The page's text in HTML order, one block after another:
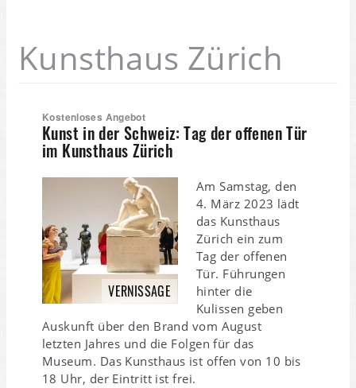
Kunsthaus Zürich
Kostenloses Angebot
Kunst in der Schweiz: Tag der offenen Tür
im Kunsthaus Zürich
VERNISSAGE
Am Samstag, den
4. März 2023 lädt
das Kunsthaus
Zürich ein zum
Tag der offenen
Tür. Führungen
hinter die
Kulissen geben
Auskunft über den Brand vom August
letzten Jahres und die Folgen für das
Museum. Das Kunsthaus ist offen von 10 bis
18 Uhr, der Eintritt ist frei.